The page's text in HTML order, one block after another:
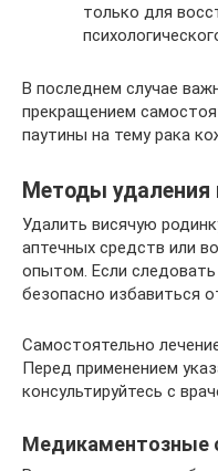
только для
В последнем случае
прекращением
паутины на тему рака
Методы удаления
Удалить висячую
аптечных средств или
опытом. Если
безопасно избавиться
Самостоятельно
Перед применением
консультируйтесь с
Медикаментозные